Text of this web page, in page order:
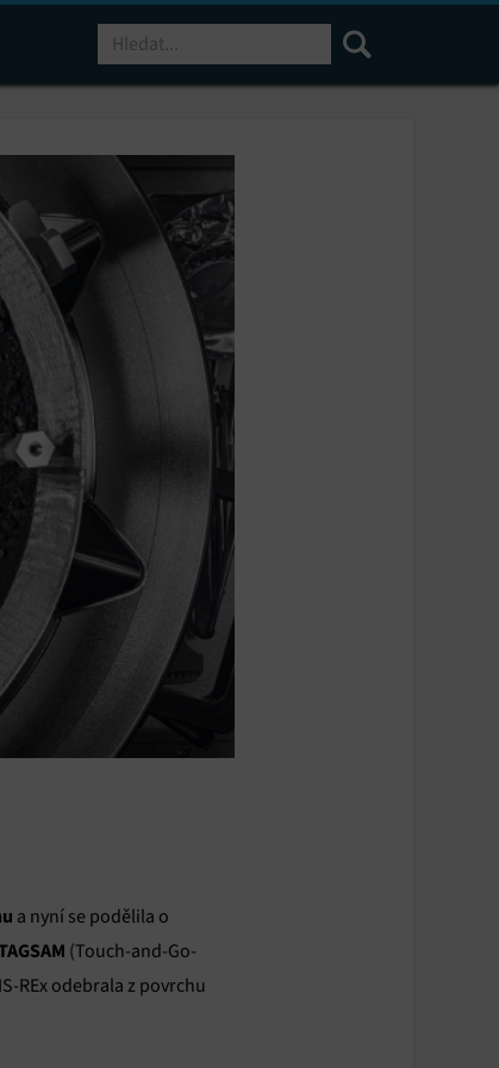
a nyní se podělila o
(Touch-and-Go-
REx odebrala z povrchu